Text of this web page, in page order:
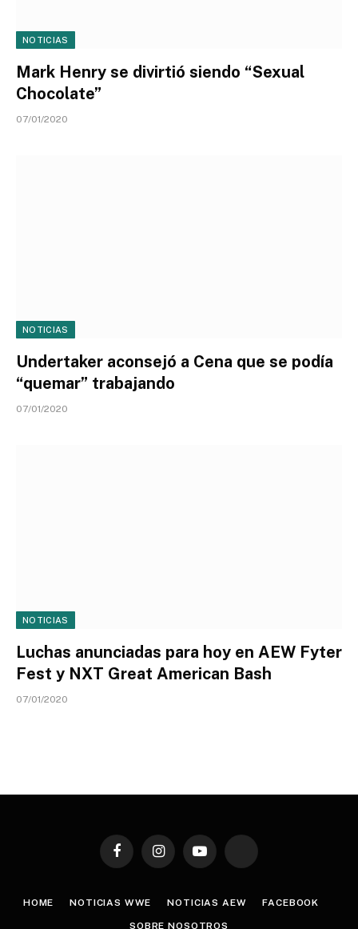
NOTICIAS
Mark Henry se divirtió siendo “Sexual
Chocolate”
07/01/2020
NOTICIAS
Undertaker aconsejó a Cena que se podía
“quemar” trabajando
07/01/2020
NOTICIAS
Luchas anunciadas para hoy en AEW Fyter
Fest y NXT Great American Bash
07/01/2020
FacebookInstagramYouTube TikTok
HOME NOTICIAS WWE NOTICIAS AEW FACEBOOK
SOBRE NOSOTROS